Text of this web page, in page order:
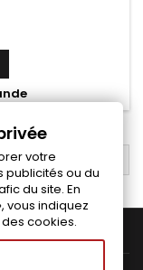
RETOUR EN HAUT
votre
publicités ou du
du site. En
vous indiquez
cookies.